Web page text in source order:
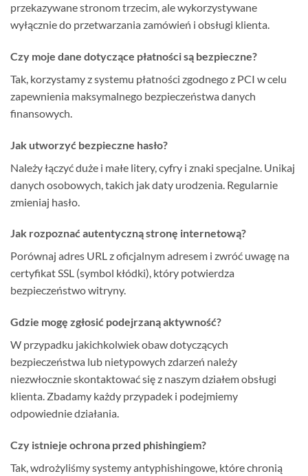
przekazywane stronom trzecim, ale wykorzystywane
wyłącznie do przetwarzania zamówień i obsługi klienta.
Czy moje dane dotyczące płatności są bezpieczne?
Tak, korzystamy z systemu płatności zgodnego z PCI w celu
zapewnienia maksymalnego bezpieczeństwa danych
finansowych.
Jak utworzyć bezpieczne hasło?
Należy łączyć duże i małe litery, cyfry i znaki specjalne. Unikaj
danych osobowych, takich jak daty urodzenia. Regularnie
zmieniaj hasło.
Jak rozpoznać autentyczną stronę internetową?
Porównaj adres URL z oficjalnym adresem i zwróć uwagę na
certyfikat SSL (symbol kłódki), który potwierdza
bezpieczeństwo witryny.
Gdzie mogę zgłosić podejrzaną aktywność?
W przypadku jakichkolwiek obaw dotyczących
bezpieczeństwa lub nietypowych zdarzeń należy
niezwłocznie skontaktować się z naszym działem obsługi
klienta. Zbadamy każdy przypadek i podejmiemy
odpowiednie działania.
Czy istnieje ochrona przed phishingiem?
Tak, wdrożyliśmy systemy antyphishingowe, które chronią